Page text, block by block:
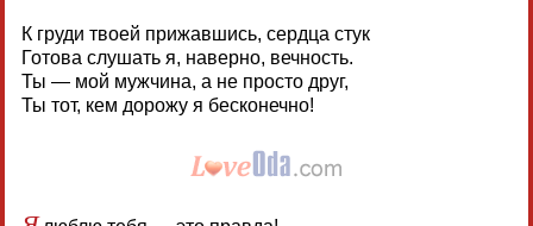
К груди твоей прижавшись, сердца стук
Готова слушать я, наверно, вечность.
Ты — мой мужчина, а не просто друг,
Ты тот, кем дорожу я бесконечно!